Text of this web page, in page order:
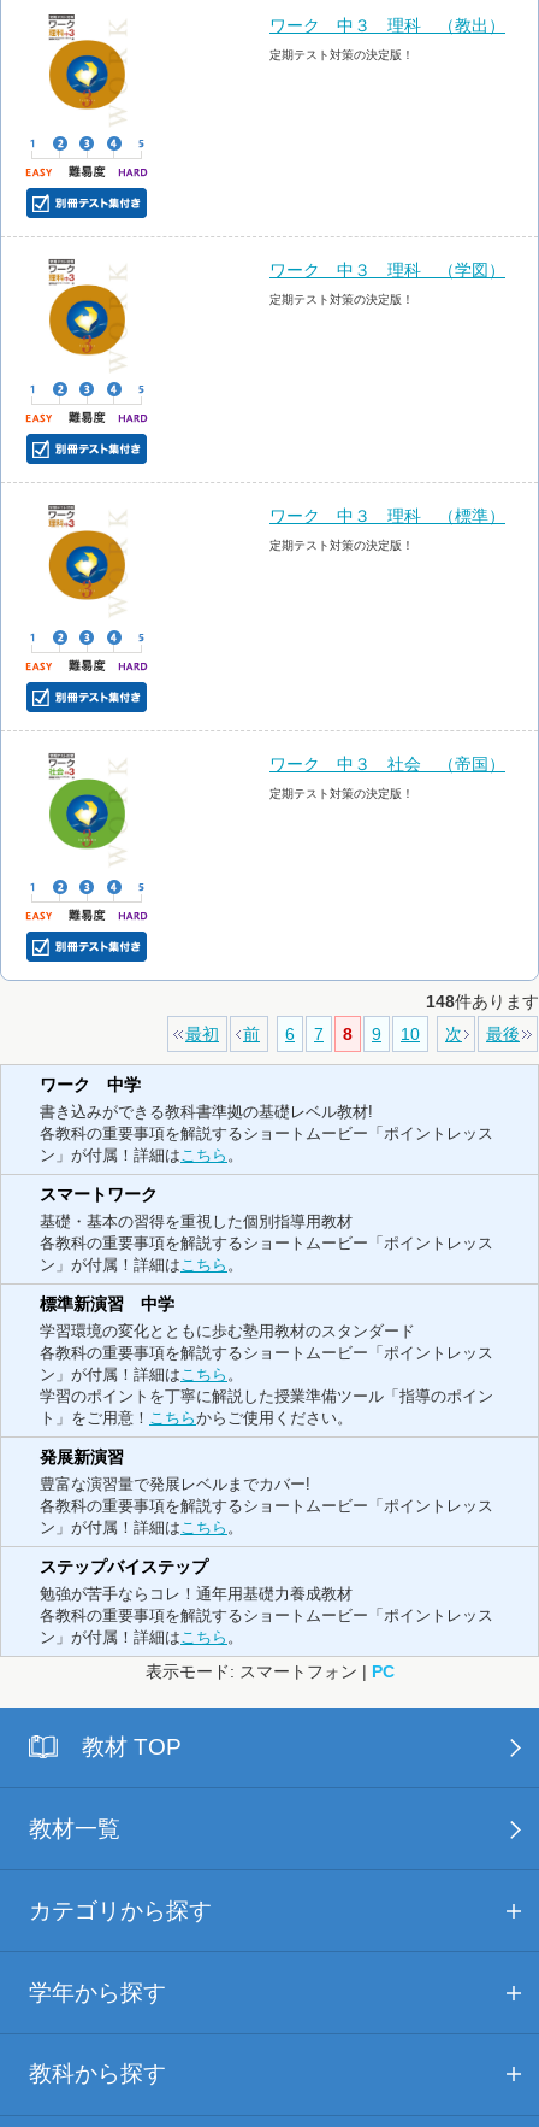
ワーク 中３ 理科 （教出）
定期テスト対策の決定版！
ワーク 中３ 理科 （学図）
定期テスト対策の決定版！
ワーク 中３ 理科 （標準）
定期テスト対策の決定版！
ワーク 中３ 社会 （帝国）
定期テスト対策の決定版！
148件あります
最初
前 6 7 8 9 10 次 最後
ワーク 中学
書き込みができる教科書準拠の基礎レベル教材!
各教科の重要事項を解説するショートムービー「ポイントレッス
ン」が付属！詳細は こちら 。
スマートワーク
基礎・基本の習得を重視した個別指導用教材
各教科の重要事項を解説するショートムービー「ポイントレッス
ン」が付属！詳細は こちら 。
標準新演習 中学
学習環境の変化とともに歩む塾用教材のスタンダード
各教科の重要事項を解説するショートムービー「ポイントレッス
ン」が付属！詳細は こちら 。
学習のポイントを丁寧に解説した授業準備ツール「指導のポイン
ト」をご用意！ こちらからご使用ください。
発展新演習
豊富な演習量で発展レベルまでカバー!
各教科の重要事項を解説するショートムービー「ポイントレッス
ン」が付属！詳細は こちら 。
ステップバイステップ
勉強が苦手ならコレ！通年用基礎力養成教材
各教科の重要事項を解説するショートムービー「ポイントレッス
ン」が付属！詳細は こちら 。
表示モード: スマートフォン | PC
教材 TOP
教材一覧
カテゴリから探す
学年から探す
教科から探す